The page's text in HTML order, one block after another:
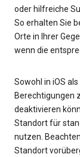
oder hilfreiche
So erhalten Sie
Orte in Ihrer
wenn die
Sowohl in iOS
Berechtigungen
deaktivieren
Standort für
nutzen.
Standort